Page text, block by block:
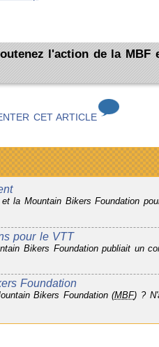
l'action de la
CET ARTICLE
la Mountain Bikers Foundation
pour le VTT
Bikers Foundation publiait un
Foundation
Bikers Foundation (MBF) ?